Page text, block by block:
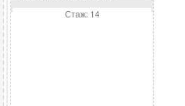
Стаж: 14